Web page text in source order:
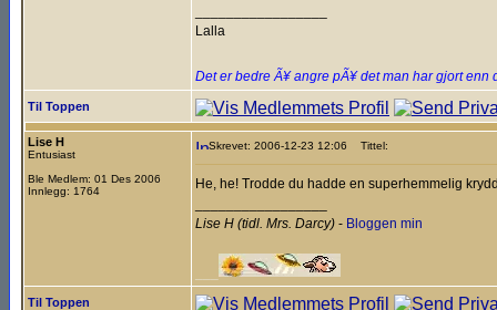
Lalla
Det er bedre Ã¥ angre pÃ¥ det man har gjort enn
Til Toppen
Lise H
Entusiast
Ble Medlem: 01 Des 2006
Innlegg: 1764
Skrevet: 2006-12-23 12:06 Tittel:
He, he! Trodde du hadde en superhemmelig
Lise H (tidl. Mrs. Darcy) - Bloggen min
Til Toppen